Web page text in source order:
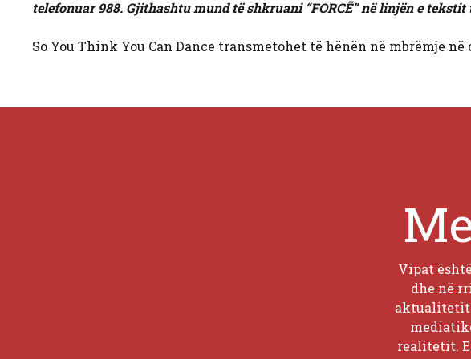
telefonuar 988. Gjithashtu mund të shkruani “FORCË” në linjën e
So You Think You Can Dance transmetohet të hënën në mbrëmje në
Vipat
dhe në
aktualitetit
realitetit.